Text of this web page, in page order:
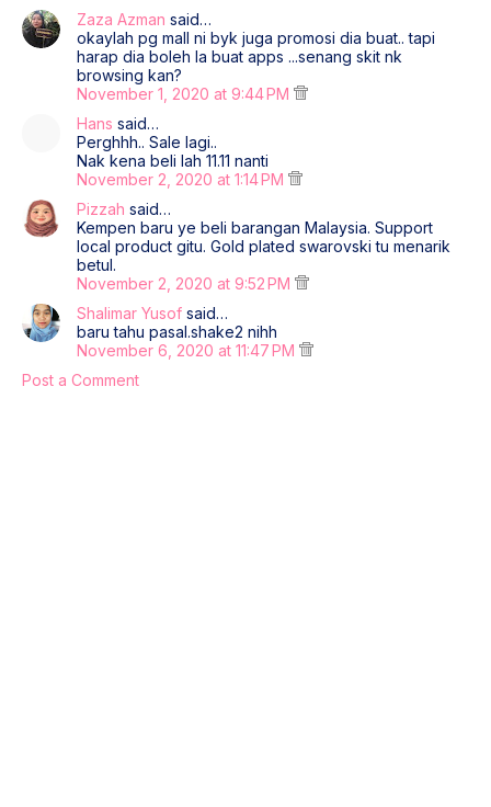
Zaza Azman said…
okaylah pg mall ni byk juga promosi dia buat.. tapi
harap dia boleh la buat apps ...senang skit nk
browsing kan?
November 1, 2020 at 9:44 PM
Hans said…
Perghhh.. Sale lagi..
Nak kena beli lah 11.11 nanti
November 2, 2020 at 1:14 PM
Pizzah said…
Kempen baru ye beli barangan Malaysia. Support
local product gitu. Gold plated swarovski tu menarik
betul.
November 2, 2020 at 9:52 PM
Shalimar Yusof said…
baru tahu pasal.shake2 nihh
November 6, 2020 at 11:47 PM
Post a Comment